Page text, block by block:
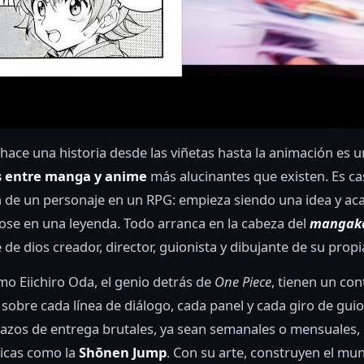
una historia desde las viñetas hasta la animación es
entre manga y anime más alucinantes que existen. Es
un personaje en un RPG: empieza siendo una idea y
en una leyenda. Todo arranca en la cabeza del
de dios creador, director, guionista y dibujante de su
Eiichiro Oda, el genio detrás de One Piece, tienen un
cada línea de diálogo, cada panel y cada giro de
de entrega brutales, ya sean semanales o
como la Shōnen Jump. Con su arte, construyen el